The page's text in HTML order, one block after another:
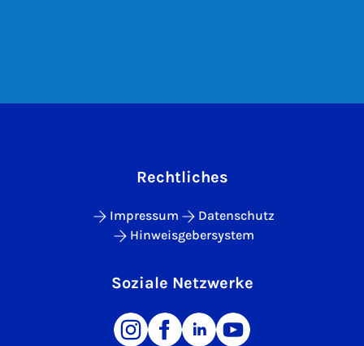
Rechtliches
Impressum
Datenschutz
Hinweisgebersystem
Soziale Netzwerke